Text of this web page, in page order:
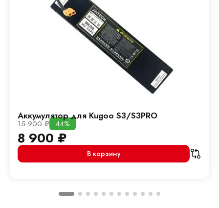
Аккумулятор для Kugoo S3/S3PRO
15 900₽ 44%
8 900 ₽
В корзину